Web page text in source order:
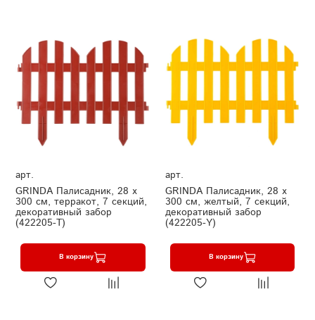
арт.
GRINDA Палисадник, 28 х
300 см, терракот, 7 секций,
декоративный забор
(422205-T)
В корзину
арт.
GRINDA Палисадник, 28 х
300 см, желтый, 7 секций,
декоративный забор
(422205-Y)
В корзину